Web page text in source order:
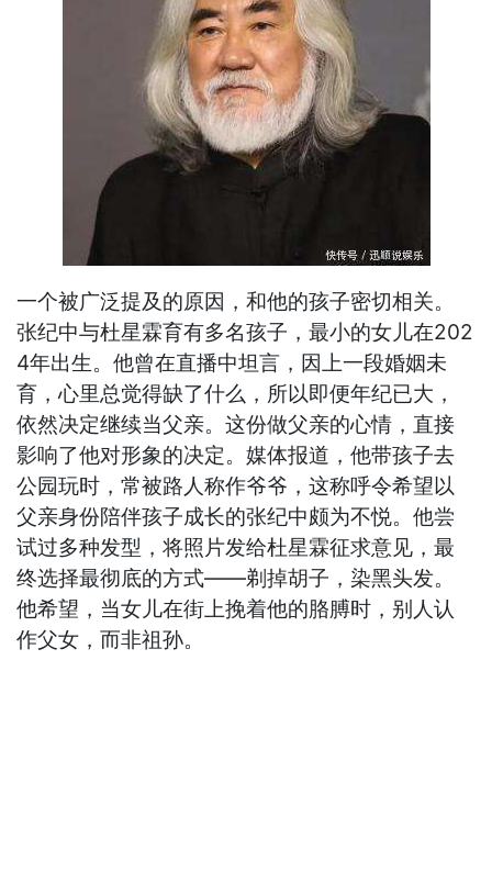
一个被广泛提及的原因，和他的孩子密切相关。
张纪中与杜星霖育有多名孩子，最小的女儿在202
4年出生。他曾在直播中坦言，因上一段婚姻未
育，心里总觉得缺了什么，所以即便年纪已大，
依然决定继续当父亲。这份做父亲的心情，直接
影响了他对形象的决定。媒体报道，他带孩子去
公园玩时，常被路人称作爷爷，这称呼令希望以
父亲身份陪伴孩子成长的张纪中颇为不悦。他尝
试过多种发型，将照片发给杜星霖征求意见，最
终选择最彻底的方式——剃掉胡子，染黑头发。
他希望，当女儿在街上挽着他的胳膊时，别人认
作父女，而非祖孙。